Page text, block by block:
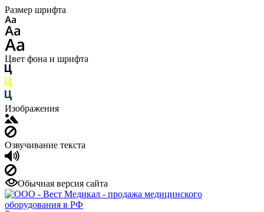
Размер шрифта
Цвет фона и шрифта
Изображения
Озвучивание текста
Обычная версия сайта